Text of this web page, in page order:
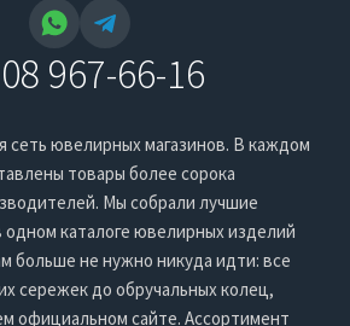
967-66-16
сеть ювелирных магазинов. В каждом
товары более сорока
Мы собрали лучшие
каталоге ювелирных изделий
больше не нужно никуда идти: все
сережек до обручальных колец,
официальном сайте. Ассортимент